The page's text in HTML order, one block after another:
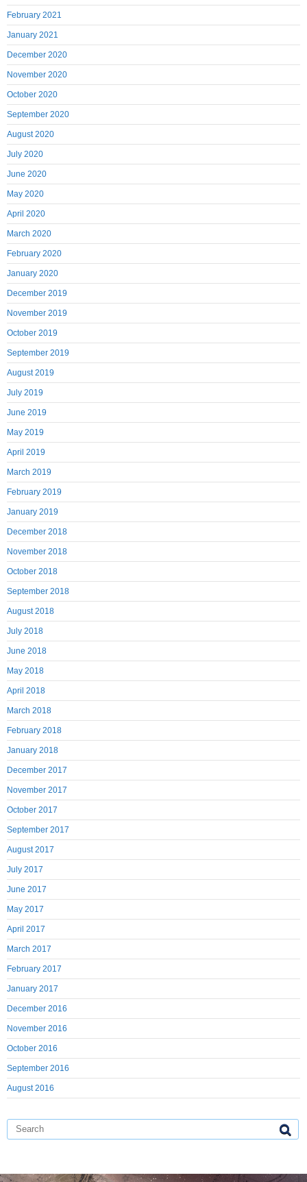
February 2021
January 2021
December 2020
November 2020
October 2020
September 2020
August 2020
July 2020
June 2020
May 2020
April 2020
March 2020
February 2020
January 2020
December 2019
November 2019
October 2019
September 2019
August 2019
July 2019
June 2019
May 2019
April 2019
March 2019
February 2019
January 2019
December 2018
November 2018
October 2018
September 2018
August 2018
July 2018
June 2018
May 2018
April 2018
March 2018
February 2018
January 2018
December 2017
November 2017
October 2017
September 2017
August 2017
July 2017
June 2017
May 2017
April 2017
March 2017
February 2017
January 2017
December 2016
November 2016
October 2016
September 2016
August 2016